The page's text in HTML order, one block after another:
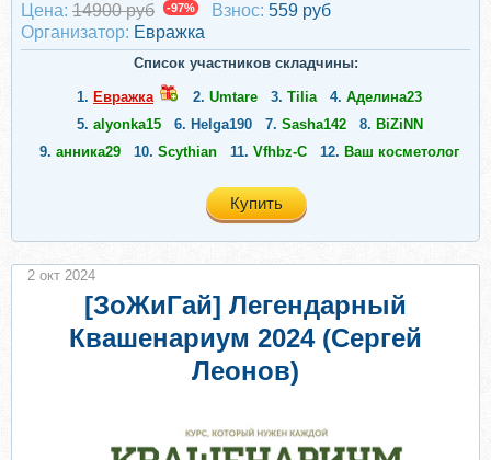
Цена: 14900 руб -97% Взнос: 559 руб
Организатор: Евражкa
Список участников складчины:
1. Евражкa 2. Umtare 3. Tilia 4. Аделина23
5. alyonka15 6. Helga190 7. Sasha142 8. BiZiNN
9. анника29 10. Scythian 11. Vfhbz-C 12. Ваш косметолог
Купить
[ЗоЖиГай] Легендарный
Квашенариум 2024 (Сергей
Леонов)
2 окт 2024